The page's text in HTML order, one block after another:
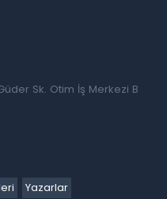
Sk. Otim İş Merkezi B
Yazarlar